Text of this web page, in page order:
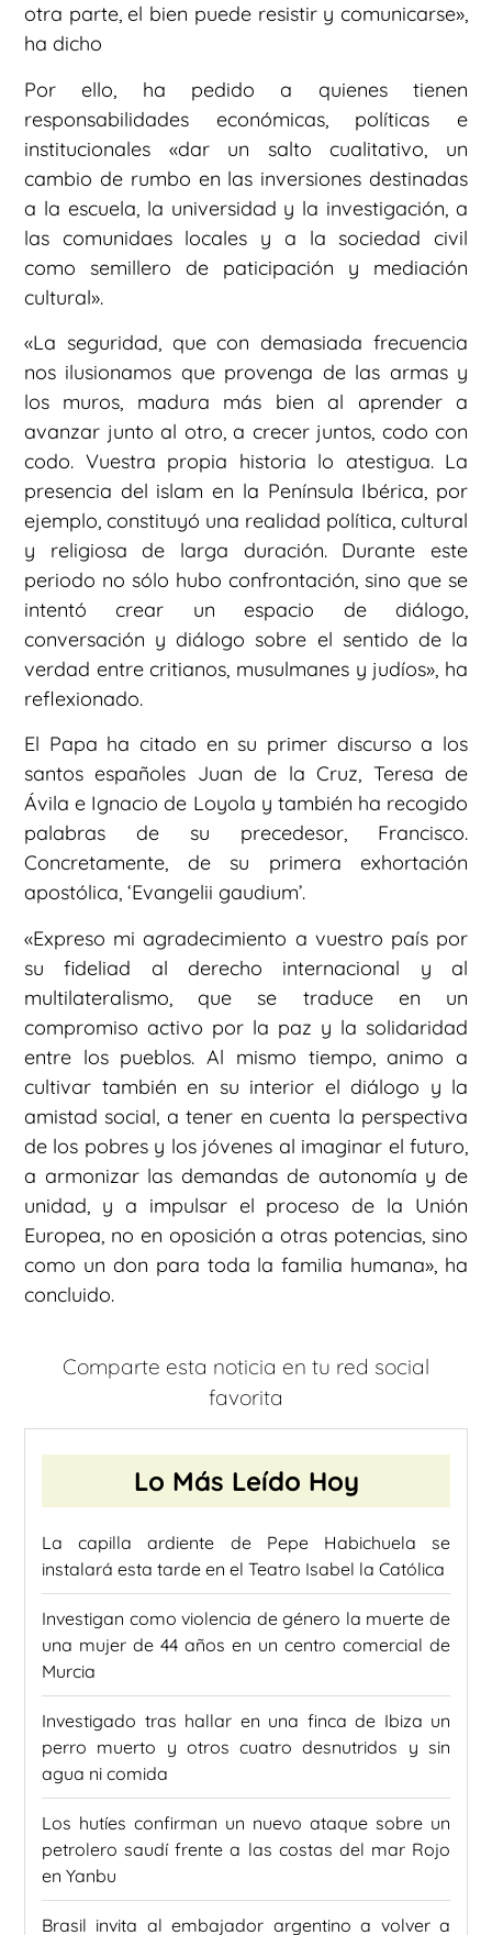
otra parte, el bien puede resistir y comunicarse»,
ha dicho
Por ello, ha pedido a quienes tienen
responsabilidades económicas, políticas e
institucionales «dar un salto cualitativo, un
cambio de rumbo en las inversiones destinadas
a la escuela, la universidad y la investigación, a
las comunidaes locales y a la sociedad civil
como semillero de paticipación y mediación
cultural».
«La seguridad, que con demasiada frecuencia
nos ilusionamos que provenga de las armas y
los muros, madura más bien al aprender a
avanzar junto al otro, a crecer juntos, codo con
codo. Vuestra propia historia lo atestigua. La
presencia del islam en la Península Ibérica, por
ejemplo, constituyó una realidad política, cultural
y religiosa de larga duración. Durante este
periodo no sólo hubo confrontación, sino que se
intentó crear un espacio de diálogo,
conversación y diálogo sobre el sentido de la
verdad entre critianos, musulmanes y judíos», ha
reflexionado.
El Papa ha citado en su primer discurso a los
santos españoles Juan de la Cruz, Teresa de
Ávila e Ignacio de Loyola y también ha recogido
palabras de su precedesor, Francisco.
Concretamente, de su primera exhortación
apostólica, ‘Evangelii gaudium’.
«Expreso mi agradecimiento a vuestro país por
su fideliad al derecho internacional y al
multilateralismo, que se traduce en un
compromiso activo por la paz y la solidaridad
entre los pueblos. Al mismo tiempo, animo a
cultivar también en su interior el diálogo y la
amistad social, a tener en cuenta la perspectiva
de los pobres y los jóvenes al imaginar el futuro,
a armonizar las demandas de autonomía y de
unidad, y a impulsar el proceso de la Unión
Europea, no en oposición a otras potencias, sino
como un don para toda la familia humana», ha
concluido.
Comparte esta noticia en tu red social
favorita
Lo Más Leído Hoy
La capilla ardiente de Pepe Habichuela se
instalará esta tarde en el Teatro Isabel la Católica
Investigan como violencia de género la muerte de
una mujer de 44 años en un centro comercial de
Murcia
Investigado tras hallar en una finca de Ibiza un
perro muerto y otros cuatro desnutridos y sin
agua ni comida
Los hutíes confirman un nuevo ataque sobre un
petrolero saudí frente a las costas del mar Rojo
en Yanbu
Brasil invita al embajador argentino a volver a